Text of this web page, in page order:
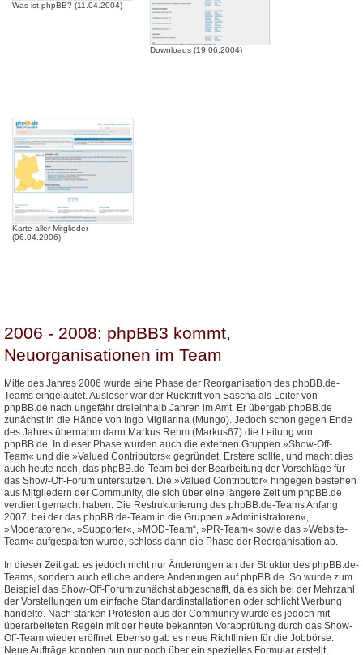
Was ist phpBB? (11.04.2004)
Downloads (19.06.2004)
Karte aller Mitglieder
(06.04.2006)
2006 - 2008: phpBB3 kommt,
Neuorganisationen im Team
Mitte des Jahres 2006 wurde eine Phase der Reorganisation des phpBB.de-
Teams eingeläutet. Auslöser war der Rücktritt von Sascha als Leiter von
phpBB.de nach ungefähr dreieinhalb Jahren im Amt. Er übergab phpBB.de
zunächst in die Hände von Ingo Migliarina (Mungo). Jedoch schon gegen Ende
des Jahres übernahm dann Markus Rehm (Markus67) die Leitung von
phpBB.de. In dieser Phase wurden auch die externen Gruppen »Show-Off-
Team« und die »Valued Contributors« gegründet. Erstere sollte, und macht dies
auch heute noch, das phpBB.de-Team bei der Bearbeitung der Vorschläge für
das Show-Off-Forum unterstützen. Die »Valued Contributor« hingegen bestehen
aus Mitgliedern der Community, die sich über eine längere Zeit um phpBB.de
verdient gemacht haben. Die Restrukturierung des phpBB.de-Teams Anfang
2007, bei der das phpBB.de-Team in die Gruppen »Administratoren«,
»Moderatoren«, »Supporter«, »MOD-Team“, »PR-Team« sowie das »Website-
Team« aufgespalten wurde, schloss dann die Phase der Reorganisation ab.
In dieser Zeit gab es jedoch nicht nur Änderungen an der Struktur des phpBB.de-
Teams, sondern auch etliche andere Änderungen auf phpBB.de. So wurde zum
Beispiel das Show-Off-Forum zunächst abgeschafft, da es sich bei der Mehrzahl
der Vorstellungen um einfache Standardinstallationen oder schlicht Werbung
handelte. Nach starken Protesten aus der Community wurde es jedoch mit
überarbeiteten Regeln mit der heute bekannten Vorabprüfung durch das Show-
Off-Team wieder eröffnet. Ebenso gab es neue Richtlinien für die Jobbörse.
Neue Aufträge konnten nun nur noch über ein spezielles Formular erstellt